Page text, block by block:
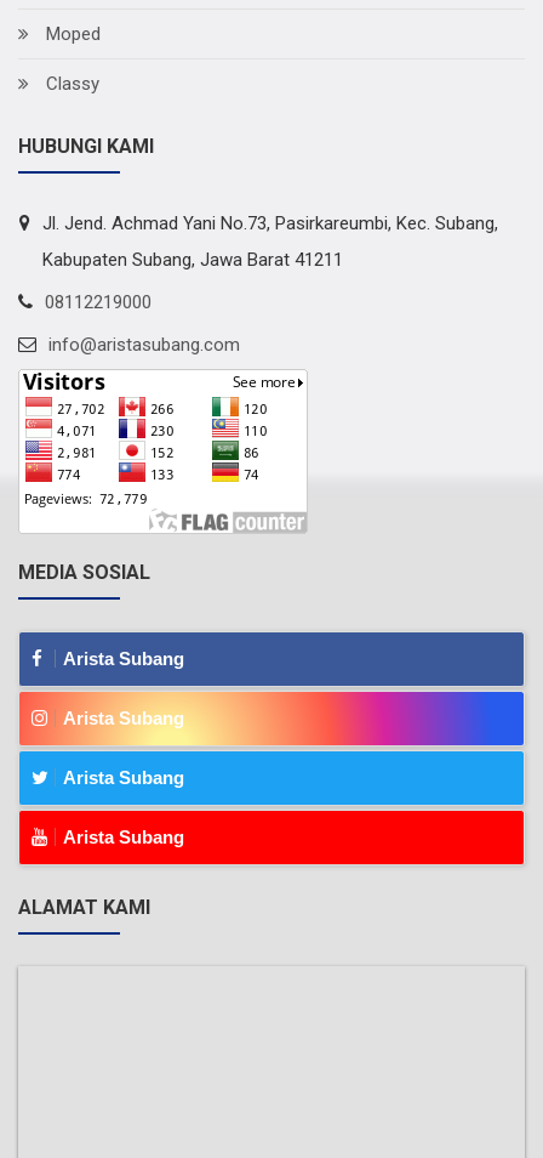
Moped
Classy
HUBUNGI KAMI
Jl. Jend. Achmad Yani No.73, Pasirkareumbi, Kec. Subang,
Kabupaten Subang, Jawa Barat 41211
08112219000
info@aristasubang.com
MEDIA SOSIAL
Arista Subang
Arista Subang
Arista Subang
Arista Subang
ALAMAT KAMI